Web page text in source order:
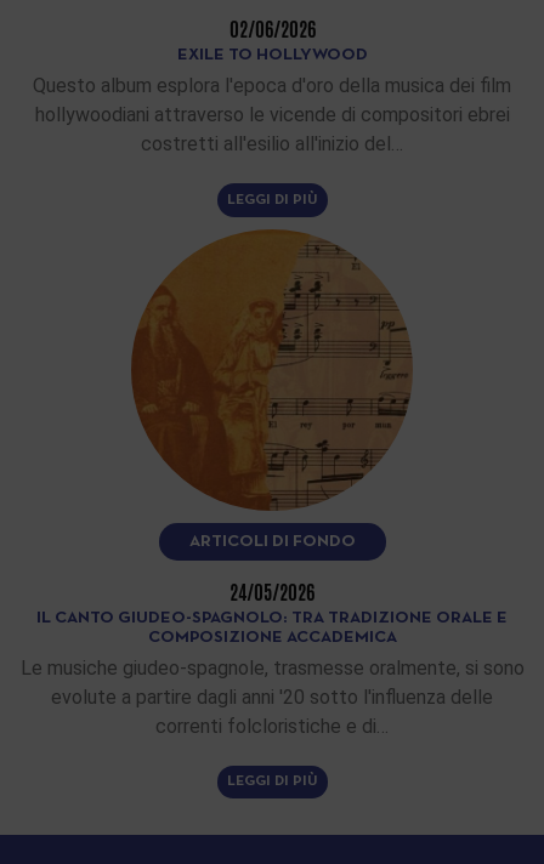
02/06/2026
EXILE TO HOLLYWOOD
Questo album esplora l'epoca d'oro della musica dei film
hollywoodiani attraverso le vicende di compositori ebrei
costretti all'esilio all'inizio del…
LEGGI DI PIÙ
ARTICOLI DI FONDO
24/05/2026
IL CANTO GIUDEO-SPAGNOLO: TRA TRADIZIONE ORALE E
COMPOSIZIONE ACCADEMICA
Le musiche giudeo-spagnole, trasmesse oralmente, si sono
evolute a partire dagli anni '20 sotto l'influenza delle
correnti folcloristiche e di…
LEGGI DI PIÙ